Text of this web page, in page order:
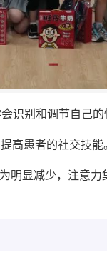
识别和调节自己的
高患者的社交技能。
明显减少，注意